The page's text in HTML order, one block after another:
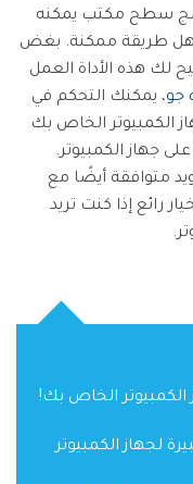
سطح مكتب يمكنه
طريقة ممكنة. بغض
لك هذه الأداة العمل
جو، يمكنك التحكم في
الكمبيوتر الخاص بك
جهاز الكمبيوتر.
متوافقة أيضًا مع
رائع إذا كنت تريد
الخاص بك!
لجهاز الكمبيوتر